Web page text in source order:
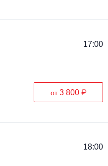
17:00
от3 800 ₽
18:00